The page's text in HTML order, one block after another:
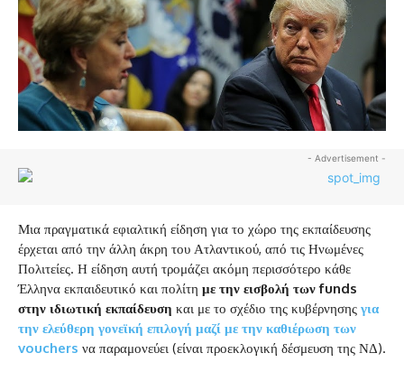
- Advertisement -
Μια πραγματικά εφιαλτική είδηση για το χώρο της εκπαίδευσης
έρχεται από την άλλη άκρη του Ατλαντικού, από τις Ηνωμένες
Πολιτείες. Η είδηση αυτή τρομάζει ακόμη περισσότερο κάθε
Έλληνα εκπαιδευτικό και πολίτη με την εισβολή των funds
στην ιδιωτική εκπαίδευση και με το σχέδιο της κυβέρνησης για
την ελεύθερη γονεϊκή επιλογή μαζί με την καθιέρωση των
vouchers να παραμονεύει (είναι προεκλογική δέσμευση της ΝΔ).